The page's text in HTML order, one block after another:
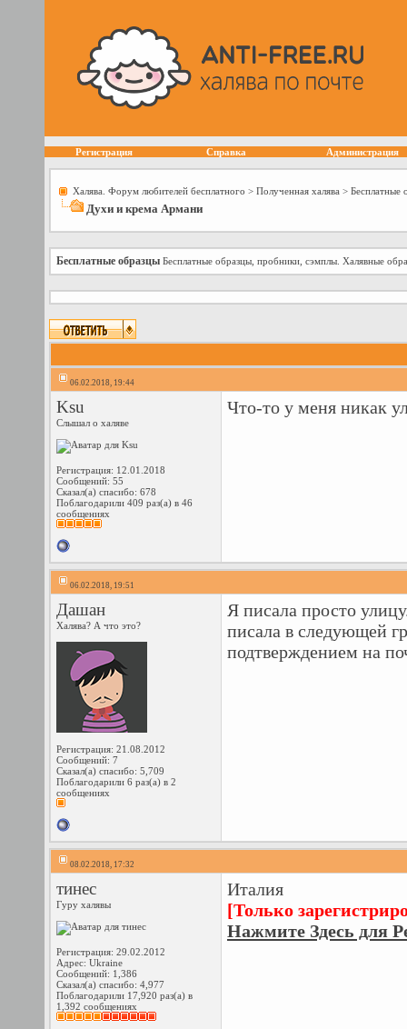
Регистрация Справка Администрация
Халява. Форум любителей бесплатного > Полученная халява > Бесплатные
Духи и крема Армани
Бесплатные образцы Бесплатные образцы, пробники, сэмплы. Халявные
06.02.2018, 19:44
Ksu
Слышал о халяве
Регистрация: 12.01.2018
Сообщений: 55
Сказал(а) спасибо: 678
Поблагодарили 409 раз(а) в 46
сообщениях
Что-то у меня никак
06.02.2018, 19:51
Дашан
Халява? А что это?
Регистрация: 21.08.2012
Сообщений: 7
Сказал(а) спасибо: 5,709
Поблагодарили 6 раз(а) в 2
сообщениях
Я писала просто
писала в следующей
подтверждением на
08.02.2018, 17:32
тинес
Гуру халявы
Регистрация: 29.02.2012
Адрес: Ukraine
Сообщений: 1,386
Сказал(а) спасибо: 4,977
Поблагодарили 17,920 раз(а) в
1,392 сообщениях
Италия
[Только
Нажмите Здесь для